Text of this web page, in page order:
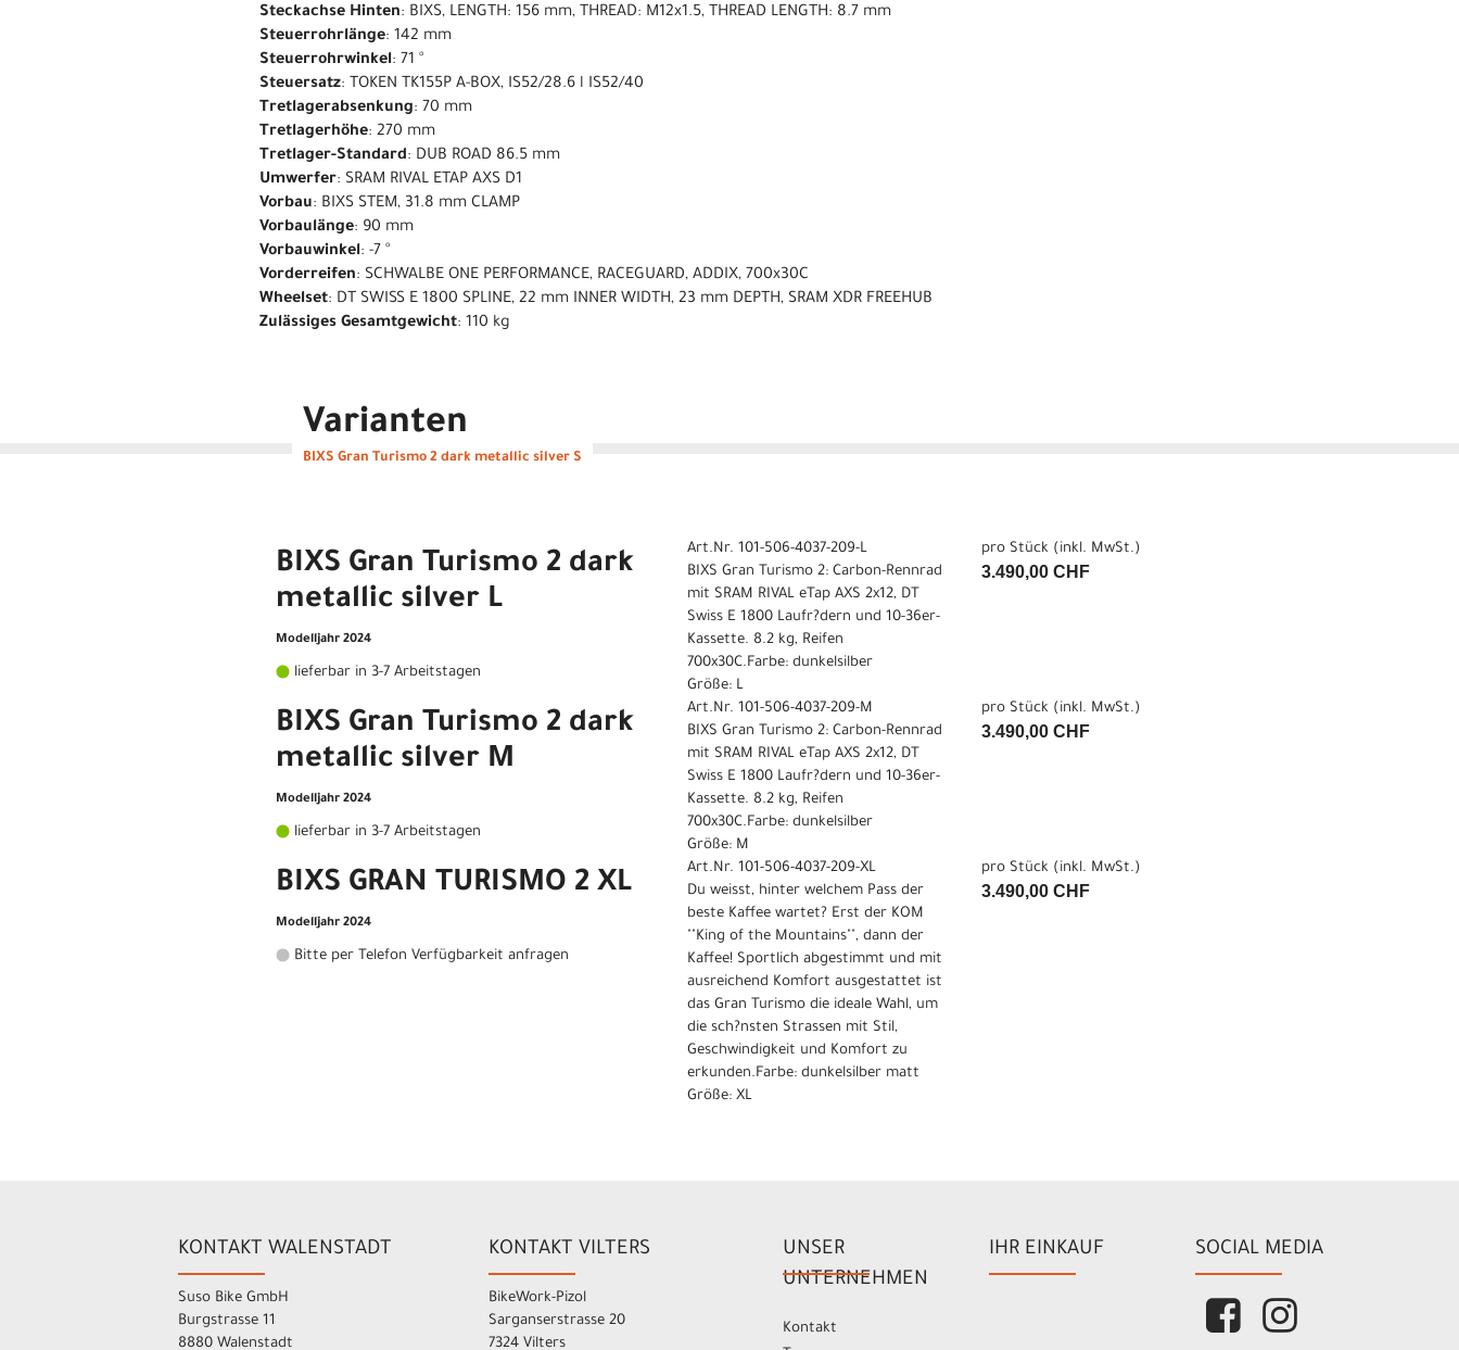
Steckachse Hinten: BIXS, LENGTH: 156 mm, THREAD: M12x1.5, THREAD LENGTH: 8.7 mm
Steuerrohrlänge: 142 mm
Steuerrohrwinkel: 71 °
Steuersatz: TOKEN TK155P A-BOX, IS52/28.6 l IS52/40
Tretlagerabsenkung: 70 mm
Tretlagerhöhe: 270 mm
Tretlager-Standard: DUB ROAD 86.5 mm
Umwerfer: SRAM RIVAL ETAP AXS D1
Vorbau: BIXS STEM, 31.8 mm CLAMP
Vorbaulänge: 90 mm
Vorbauwinkel: -7 °
Vorderreifen: SCHWALBE ONE PERFORMANCE, RACEGUARD, ADDIX, 700x30C
Wheelset: DT SWISS E 1800 SPLINE, 22 mm INNER WIDTH, 23 mm DEPTH, SRAM XDR FREEHUB
Zulässiges Gesamtgewicht: 110 kg
Varianten
BIXS Gran Turismo 2 dark metallic silver S
BIXS Gran Turismo 2 dark
metallic silver L
Modelljahr 2024
lieferbar in 3-7 Arbeitstagen
Art.Nr. 101-506-4037-209-L
BIXS Gran Turismo 2: Carbon-Rennrad
mit SRAM RIVAL eTap AXS 2x12, DT
Swiss E 1800 Laufr?dern und 10-36er-
Kassette. 8.2 kg, Reifen
700x30C.Farbe: dunkelsilber
Größe: L
pro Stück (inkl. MwSt.)
3.490,00 CHF
BIXS Gran Turismo 2 dark
metallic silver M
Modelljahr 2024
lieferbar in 3-7 Arbeitstagen
Art.Nr. 101-506-4037-209-M
BIXS Gran Turismo 2: Carbon-Rennrad
mit SRAM RIVAL eTap AXS 2x12, DT
Swiss E 1800 Laufr?dern und 10-36er-
Kassette. 8.2 kg, Reifen
700x30C.Farbe: dunkelsilber
Größe: M
pro Stück (inkl. MwSt.)
3.490,00 CHF
BIXS GRAN TURISMO 2 XL
Modelljahr 2024
Bitte per Telefon Verfügbarkeit anfragen
Art.Nr. 101-506-4037-209-XL
Du weisst, hinter welchem Pass der
beste Kaffee wartet? Erst der KOM
""King of the Mountains"", dann der
Kaffee! Sportlich abgestimmt und mit
ausreichend Komfort ausgestattet ist
das Gran Turismo die ideale Wahl, um
die sch?nsten Strassen mit Stil,
Geschwindigkeit und Komfort zu
erkunden.Farbe: dunkelsilber matt
Größe: XL
pro Stück (inkl. MwSt.)
3.490,00 CHF
KONTAKT WALENSTADT
Suso Bike GmbH
Burgstrasse 11
8880 Walenstadt
KONTAKT VILTERS
BikeWork-Pizol
Sarganserstrasse 20
7324 Vilters
UNSER
UNTERNEHMEN
Kontakt
IHR EINKAUF SOCIAL MEDIA